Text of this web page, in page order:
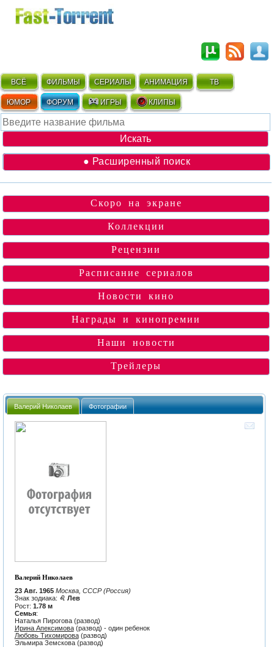
ВСЁ ФИЛЬМЫ СЕРИАЛЫ АНИМАЦИЯ ТВ
ЮМОР ФОРУМ ИГРЫ КЛИПЫ
● Расширенный поиск
Скоро на экране
Коллекции
Рецензии
Расписание сериалов
Новости кино
Награды и кинопремии
Наши новости
Трейлеры
Валерий Николаев Фотографии
Валерий Николаев
23 Авг. 1965 Москва, СССР (Россия)
Знак зодиака: ♌ Лев
Рост: 1.78 м
Семья:
Наталья Пирогова (развод)
Ирина Апексимова(развод) - один ребенок
Любовь Тихомирова(развод)
Эльмира Земскова (развод)